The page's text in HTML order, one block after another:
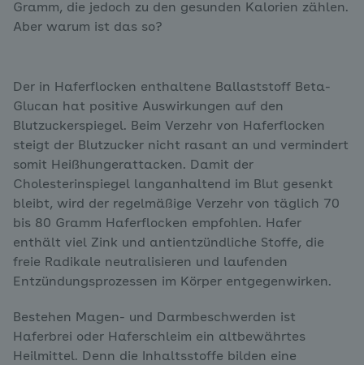
Gramm, die jedoch zu den gesunden Kalorien zählen.
Aber warum ist das so?
Der in Haferflocken enthaltene Ballaststoff Beta-
Glucan hat positive Auswirkungen auf den
Blutzuckerspiegel. Beim Verzehr von Haferflocken
steigt der Blutzucker nicht rasant an und vermindert
somit Heißhungerattacken. Damit der
Cholesterinspiegel langanhaltend im Blut gesenkt
bleibt, wird der regelmäßige Verzehr von täglich 70
bis 80 Gramm Haferflocken empfohlen. Hafer
enthält viel Zink und antientzündliche Stoffe, die
freie Radikale neutralisieren und laufenden
Entzündungsprozessen im Körper entgegenwirken.
Bestehen Magen- und Darmbeschwerden ist
Haferbrei oder Haferschleim ein altbewährtes
Heilmittel. Denn die Inhaltsstoffe bilden eine